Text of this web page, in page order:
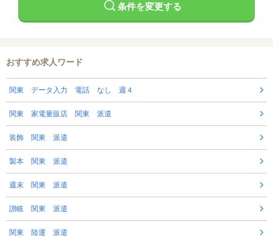
条件を変更する
おすすめ求人ワード
関東 データ入力 電話 なし 週４
関東 家電量販店 関東 派遣
装飾 関東 派遣
製本 関東 派遣
週末 関東 派遣
讃岐 関東 派遣
関東 陸運 派遣